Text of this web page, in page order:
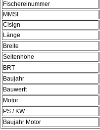
Fischereinummer
MMSI
Clsign
Länge
Breite
Seitenhöhe
BRT
Baujahr
Bauwerft
Motor
PS / KW
Baujahr Motor